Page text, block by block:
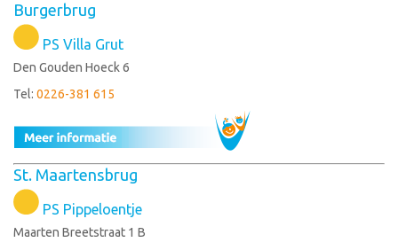
Burgerbrug
PS Villa Grut
Den Gouden Hoeck 6
Tel: 0226-381 615
St. Maartensbrug
PS Pippeloentje
Maarten Breetstraat 1 B